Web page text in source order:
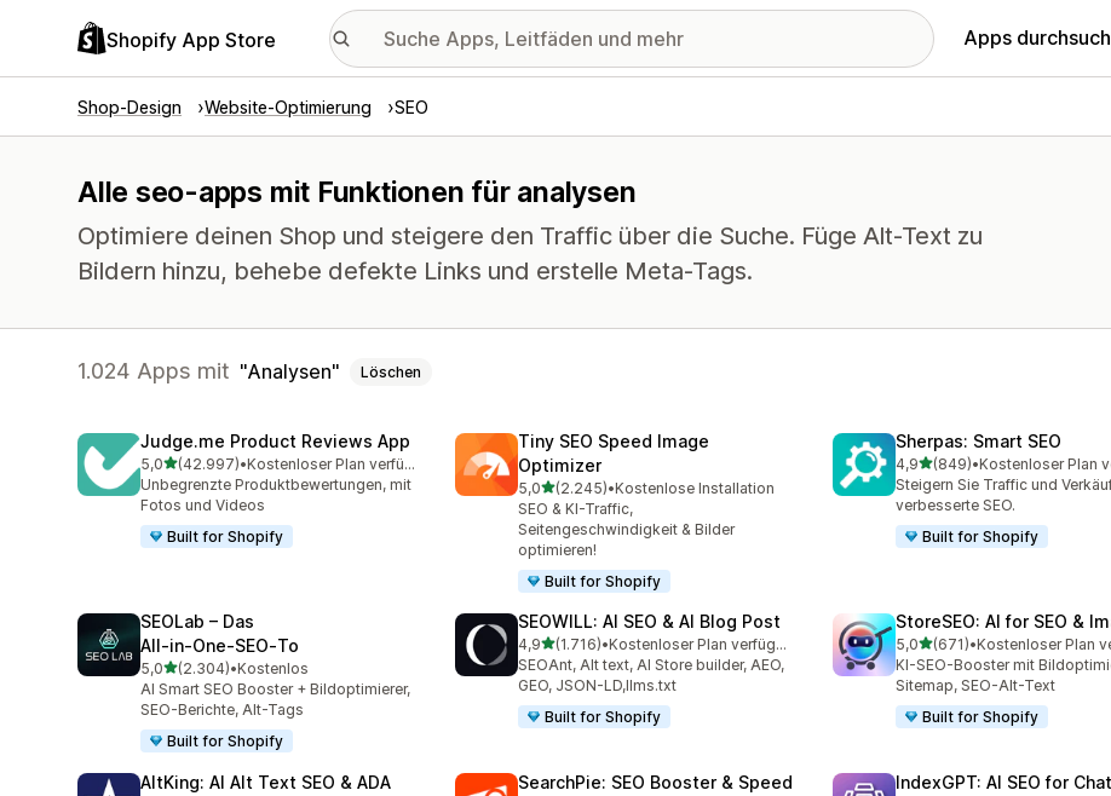
Shopify App Store Apps
Shop-Design Website-Optimierung SEO
Alle seo-apps mit Funktionen für analysen
Optimiere deinen Shop und steigere den Traffic über die Suche. Füge Alt-Text zu
Bildern hinzu, behebe defekte Links und erstelle Meta-Tags.
1.024 Apps mit Analysen Löschen
Judge.me Product Reviews App
5,0von 5 Sternen
(42.997)
42997 Rezensionen insgesamt
•
Kostenloser Plan verfügbar
Unbegrenzte Produktbewertungen, mit
Fotos und Videos
Built for Shopify
Tiny SEO Speed Image
Optimizer
5,0von 5 Sternen
(2.245)
2245 Rezensionen insgesamt
•Kostenlose Installation
SEO & KI-Traffic,
Seitengeschwindigkeit & Bilder
optimieren!
Built for Shopify
Sherpas: Smart SEO
4,9von 5 Sternen
(849)
849 Rezensionen insgesamt
•Kostenloser Plan
Steigern Sie Traffic und
verbesserte SEO.
Built for Shopify
SEOLab – Das
All‑in‑One‑SEO‑To
5,0von 5 Sternen
(2.304)
2304 Rezensionen insgesamt
•Kostenlos
AI Smart SEO Booster + Bildoptimierer,
SEO-Berichte, Alt-Tags
Built for Shopify
SEOWILL: AI SEO & AI Blog Post
4,9von 5 Sternen
(1.716)
1716 Rezensionen insgesamt
•
Kostenloser Plan verfügbar
SEOAnt, Alt text, AI Store builder, AEO,
GEO, JSON-LD,llms.txt
Built for Shopify
StoreSEO: AI for SEO &
5,0von 5 Sternen
(671)
671 Rezensionen insgesamt
•Kostenloser Plan
KI-SEO-Booster mit
Sitemap, SEO-Alt-Text
Built for Shopify
AltKing: AI Alt Text SEO & ADA SearchPie: SEO Booster & Speed IndexGPT: AI SEO for